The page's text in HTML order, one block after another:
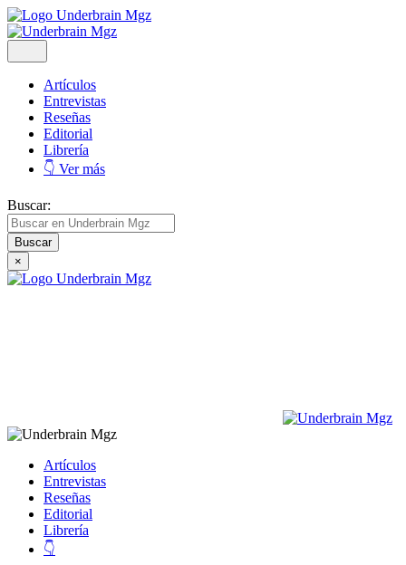
Artículos
Entrevistas
Reseñas
Editorial
Librería
👇 Ver más
Buscar:
×
Artículos
Entrevistas
Reseñas
Editorial
Librería
👇